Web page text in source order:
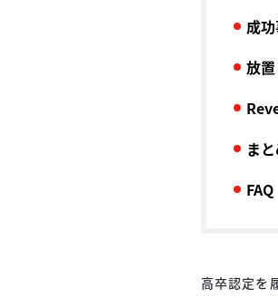
成
放
ま
FAQ
高卒認定を